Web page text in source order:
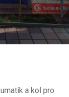
a kol pro